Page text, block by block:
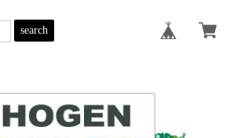
search